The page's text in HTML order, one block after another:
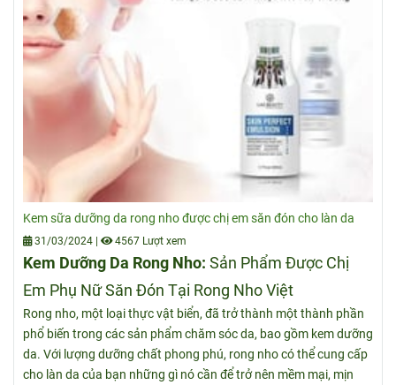
Kem sữa dưỡng da rong nho được chị em săn đón cho làn da
31/03/2024 4567 Lượt xem
Kem Dưỡng Da Rong Nho: Sản Phẩm Được Chị
Em Phụ Nữ Săn Đón Tại Rong Nho Việt
Rong nho, một loại thực vật biển, đã trở thành một thành phần
phổ biến trong các sản phẩm chăm sóc da, bao gồm kem dưỡng
da. Với lượng dưỡng chất phong phú, rong nho có thể cung cấp
cho làn da của bạn những gì nó cần để trở nên mềm mại, mịn